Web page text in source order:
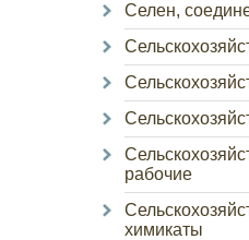
Селен,
рабочие
химикаты